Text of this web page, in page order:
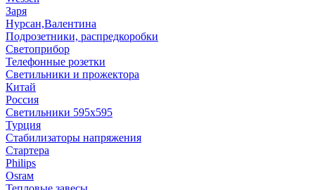
Заря
Нурсан,Валентина
Подрозетники, распредкоробки
Светоприбор
Телефонные розетки
Светильники и прожектора
Китай
Россия
Светильники 595х595
Турция
Стабилизаторы напряжения
Стартера
Philips
Оsrам